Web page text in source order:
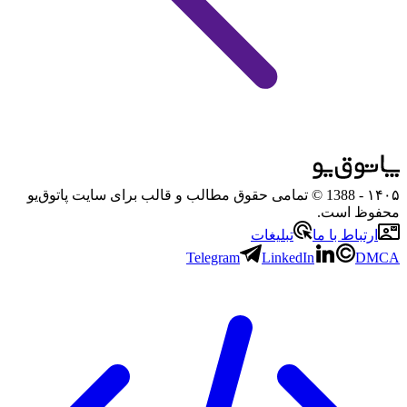
۱۴۰۵
- 1388 © تمامی حقوق مطالب و قالب برای سایت پاتوق‌یو
محفوظ است.
ارتباط با ما
تبلیغات
Telegram
LinkedIn DMCA